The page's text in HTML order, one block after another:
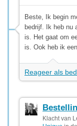
Beste, Ik begin
bedrijf. Ik heb nu
is. Het gaat om
is. Ook heb ik
Reageer als
Klacht van